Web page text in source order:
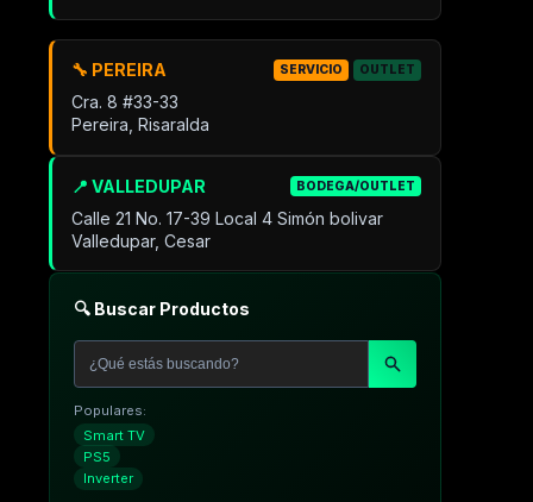
📍 VALLEDUPAR BODEGA/OUTLET
Calle 21 No. 17-39 Local 4 Simón bolivar
Valledupar, Cesar
🔧 PEREIRA SERVICIO OUTLET
Cra. 8 #33-33
Pereira, Risaralda
🔍 Buscar Productos
Populares:
Smart TV
PS5
Inverter